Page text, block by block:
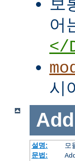
어
</
시
설명:
모
문법: